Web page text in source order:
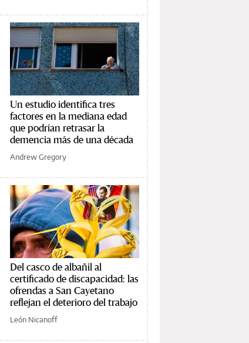
Un estudio identifica tres
factores en la mediana edad
que podrían retrasar la
demencia más de una década
Andrew Gregory
Del casco de albañil al
certificado de discapacidad: las
ofrendas a San Cayetano
reflejan el deterioro del trabajo
León Nicanoff